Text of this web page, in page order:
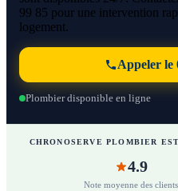
99 85 pour une intervention
logement.
Appeler le
Plombier disponible en ligne
CHRONOSERVE PLOMBIER
4.9
Note moyenne des clients